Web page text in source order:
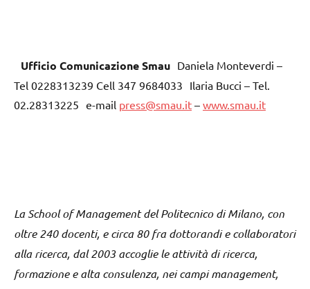
Ufficio Comunicazione Smau Daniela Monteverdi –
Tel 0228313239 Cell 347 9684033 Ilaria Bucci – Tel.
02.28313225 e-mail press@smau.it – www.smau.it
La School of Management del Politecnico di Milano, con
oltre 240 docenti, e circa 80 fra dottorandi e collaboratori
alla ricerca, dal 2003 accoglie le attività di ricerca,
formazione e alta consulenza, nei campi management,